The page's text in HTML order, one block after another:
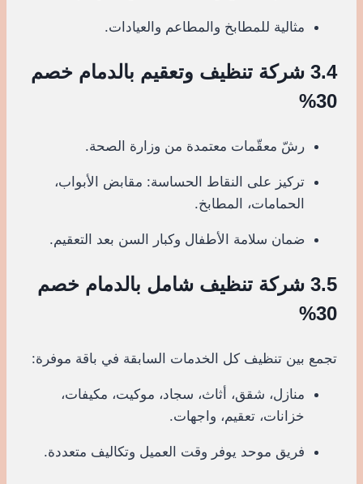
مثالية للمطابخ والمطاعم والعيادات.
3.4 شركة تنظيف وتعقيم بالدمام خصم
30%
رشّ معقّمات معتمدة من وزارة الصحة.
تركيز على النقاط الحساسة: مقابض الأبواب،
الحمامات، المطابخ.
ضمان سلامة الأطفال وكبار السن بعد التعقيم.
3.5 شركة تنظيف شامل بالدمام خصم
30%
تجمع بين تنظيف كل الخدمات السابقة في باقة موفرة:
منازل، شقق، أثاث، سجاد، موكيت، مكيفات،
خزانات، تعقيم، واجهات.
فريق موحد يوفر وقت العميل وتكاليف متعددة.